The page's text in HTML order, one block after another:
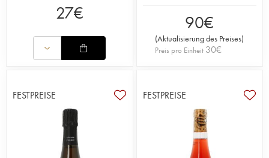
27€ 90€
(Aktualisierung des Preises)
Preis pro Einheit 30€
FESTPREISE FESTPREISE